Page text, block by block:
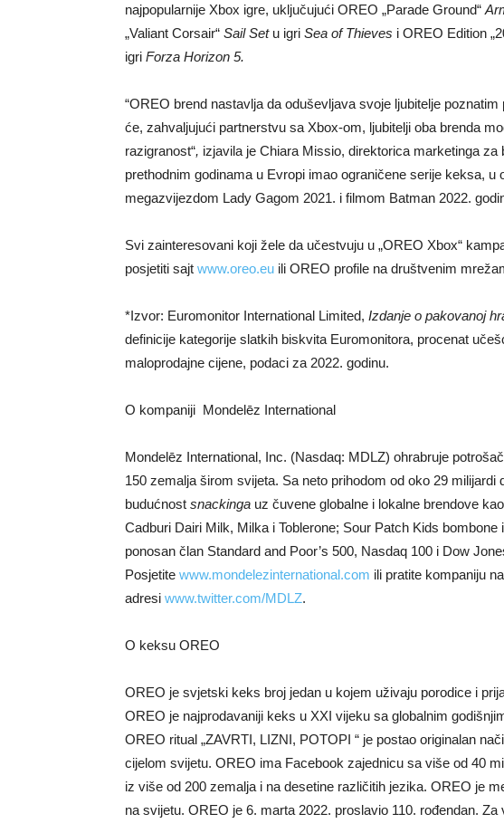
najpopularnije Xbox igre, uključujući OREO „Parade Ground“
„Valiant Corsair“ Sail Setu igri Sea of Thieves i OREO Edition
igri Forza Horizon 5.
“OREO brend nastavlja da oduševljava svoje ljubitelje
će, zahvaljujući partnerstvu sa Xbox-om, ljubitelji oba brenda
razigranost“, izjavila je Chiara Missio, direktorica marketinga
prethodnim godinama u Evropi imao ograničene serije keksa, u
megazvijezdom Lady Gagom 2021. i filmom Batman 2022.
Svi zainteresovani koji žele da učestvuju u „OREO Xbox“
posjetiti sajt www.oreo.eu ili OREO profile na društvenim
*Izvor: Euromonitor International Limited, Izdanje o pakovanoj
definicije kategorije slatkih biskvita Euromonitora, procenat
maloprodajne cijene, podaci za 2022. godinu.
O kompaniji Mondelēz International
Mondelēz International, Inc. (Nasdaq: MDLZ) ohrabruje
150 zemalja širom svijeta. Sa neto prihodom od oko 29 milijardi
budućnost snackinga uz čuvene globalne i lokalne brendove
Cadburi Dairi Milk, Milka i Toblerone; Sour Patch Kids bombone
ponosan član Standard and Poor’s 500, Nasdaq 100 i Dow
Posjetite www.mondelezinternational.com ili pratite kompaniju
adresi www.twitter.com/MDLZ.
O keksu OREO
OREO je svjetski keks broj jedan u kojem uživaju porodice i
OREO je najprodavaniji keks u XXI vijeku sa globalnim
OREO ritual „ZAVRTI, LIZNI, POTOPI “ je postao originalan
cijelom svijetu. OREO ima Facebook zajednicu sa više od 40
iz više od 200 zemalja i na desetine različitih jezika. OREO je
na svijetu. OREO je 6. marta 2022. proslavio 110. rođendan.